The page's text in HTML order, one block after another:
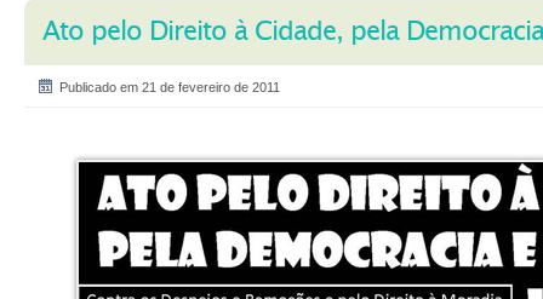
Ato pelo Direito à Cidade, pela
Publicado em 21 de fevereiro de 2011